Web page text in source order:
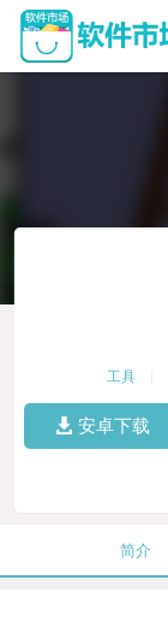
工具
安卓下载
简介